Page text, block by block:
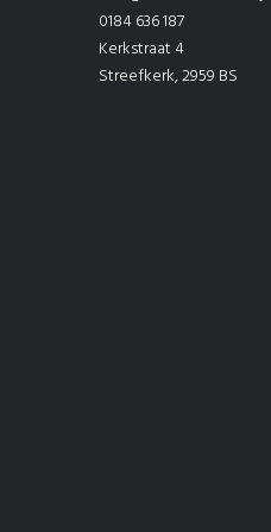
0184 636 187
Kerkstraat 4
Streefkerk,2959 BS